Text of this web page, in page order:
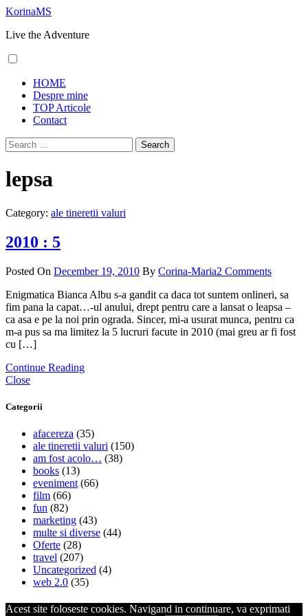
Skip
content
KorinaMS
Live the Adventure
Menu
HOME
Despre mine
TOP Articole
Contact
Search
for:
lepsa
Category: ale tineretii valuri
2010 : 5
Posted On December 19, 2010 By Corina-Maria2 Comments
Enigmatica Bianca Albu s-a gandit ca daca tot suntem onlineri, sa
fim pana la capat…-ul anului, drept pentru care a lansat o leapsa –
ca asa e pe la noi prin ograda. Sincer, mi-a usurat munca, pentru ca
m-a pus sa ma limitez la 5 lucruri facute in 2010 (mai greu ar fi fost
cu […]
Continue Reading
Close
Categorii
afacereza (35)
ale tineretii valuri (150)
am fost acolo… (38)
books (13)
eveniment (66)
film (66)
fun (82)
marketing (43)
multe si diverse (44)
Oferte (28)
travel (207)
Uncategorized (4)
web 2.0 (35)
Acest site foloseste cookies. Navigand in continuare, va exprimati